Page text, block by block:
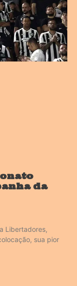
da
Libertadores,
sua pior